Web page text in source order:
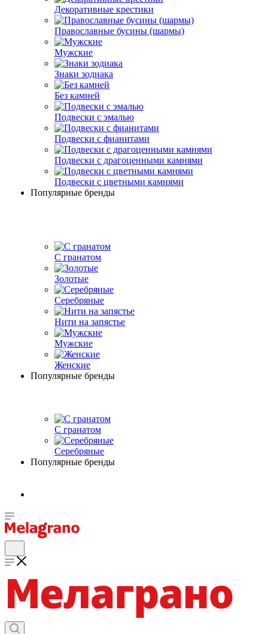
Декоративные крестики
Православные бусины (шармы)
Мужские
Знаки зодиака
Без камней
Подвески с эмалью
Подвески с фианитами
Подвески с драгоценными камнями
Подвески с цветными камнями
Популярные бренды
С гранатом
Золотые
Серебряные
Нити на запястье
Мужские
Женские
Популярные бренды
С гранатом
Серебряные
Популярные бренды